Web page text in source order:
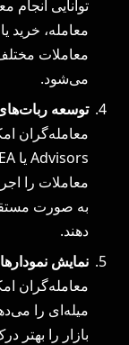
توانایی انجام
معامله، خرید
معاملات
می‌شود.
توسعه
معاملات را
به صورت
دهند.
نمایش
معامله‌گران
میله‌ای را
بازار را بهتر